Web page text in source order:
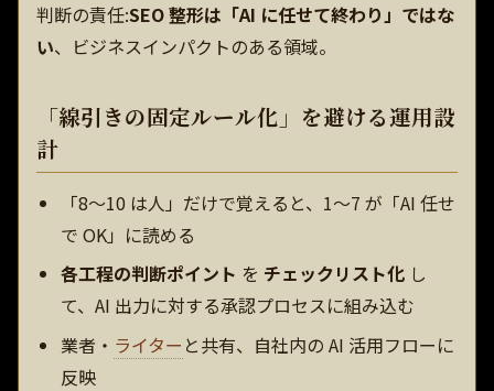
判断の責任:SEO 整形は「AI に任せて終わり」ではな
い、ビジネスインパクトのある領域。
「線引きの固定ルール化」を避ける運用設
計
「8〜10 は人」だけで覚えると、1〜7 が「AI 任せ
で OK」に読める
各工程の判断ポイント を チェックリスト化 し
て、AI 出力に対する承認プロセスに組み込む
業者・ ライター と共有、自社内の AI 活用フローに
反映